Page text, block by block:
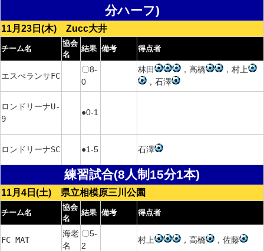
分ハーフ)
11月23日(木) Zucc大井
チーム名
協会
名
結果 備考 得点者
エスぺランサFC
〇8-
0
林田 ，高橋
，村上
，石澤
ロンドリーナU-
9
●0-1
ロンドリーナSC ●1-5 石澤
練習試合(8人制15分1本)
11月4日(土) 県立相模原三川公園
チーム名
協会
名
結果 備考 得点者
FC MAT
海老
名
〇5-
2
村上 ，高橋 ，佐藤